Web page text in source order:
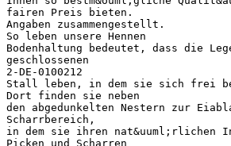
fairen Preis bieten.
Angaben zusammengestellt.
So leben unsere Hennen
Bodenhaltung bedeutet, dass die
geschlossenen
2-DE-0100212
Stall leben, in dem sie sich frei
Dort finden sie neben
den abgedunkelten Nestern zur
Scharrbereich,
in dem sie ihren nat&uuml;rlichen
Picken und Scharren